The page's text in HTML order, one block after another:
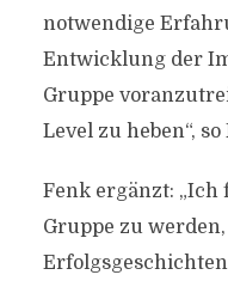
notwendige
Entwicklung der
Gruppe
Level zu heben“, so
Fenk ergänzt:
Gruppe zu